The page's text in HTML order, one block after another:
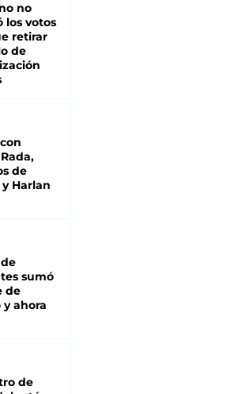
no
los votos
retirar
de
de
Harlan
sumó
de
y ahora
de